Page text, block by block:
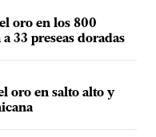
oro en los 800
33 preseas doradas
oro en salto alto y